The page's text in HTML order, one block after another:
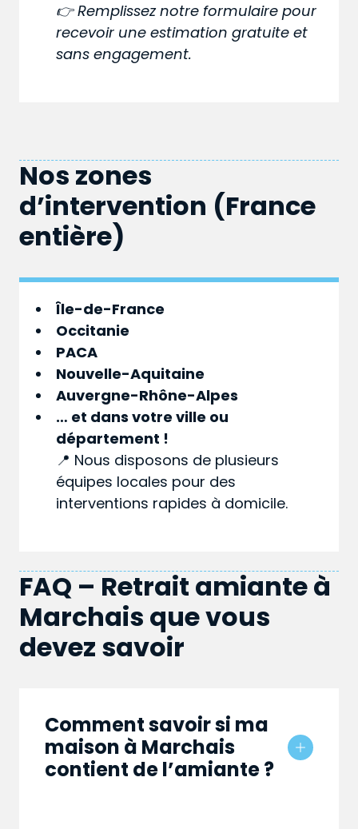
👉 Remplissez notre formulaire pour
recevoir une estimation gratuite et
sans engagement.
Nos zones
d’intervention (France
entière)
Île-de-France
Occitanie
PACA
Nouvelle-Aquitaine
Auvergne-Rhône-Alpes
… et dans votreville ou
département !
📍 Nous disposons de plusieurs
équipes locales pour des
interventions rapides à domicile.
FAQ – Retrait amiante à
Marchais que vous
devez savoir
Comment savoir si ma
maison à Marchais
contient de l’amiante ?